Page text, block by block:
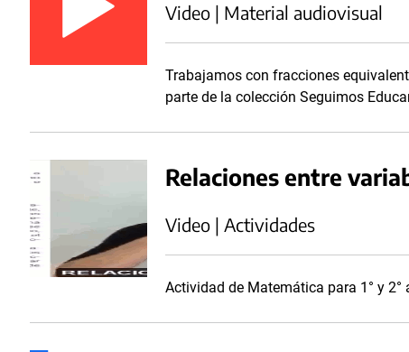
Video | Material audiovisual
Trabajamos con fracciones
parte de la colección Seguimos
Relaciones entre
Video | Actividades
Actividad de Matemática para 1° y